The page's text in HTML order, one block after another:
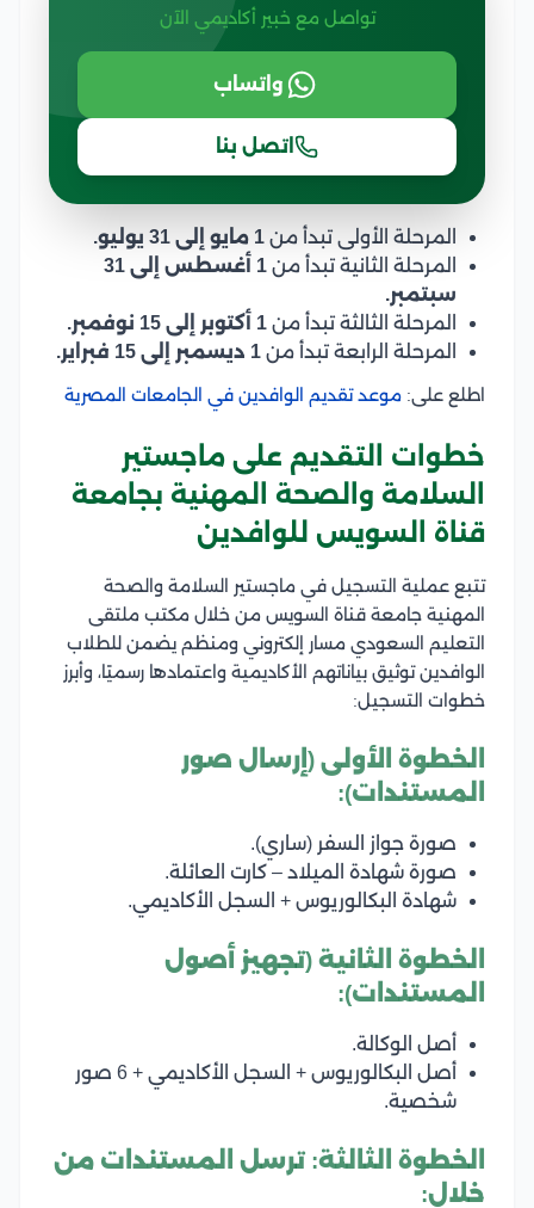
تواصل مع خبير أكاديمي الآن
واتساب
اتصل بنا
المرحلة الأولى تبدأ من
المرحلة الثانية تبدأ من
1 أغسطس إلى 31
سبتمبر.
المرحلة الثالثة تبدأ من 1 أكتوبر إلى 15 نوفمبر.
المرحلة الرابعة تبدأ من 1 ديسمبر إلى 15 فبراير.
اطلع على: موعد تقديم الوافدين في الجامعات المصرية
خطوات التقديم على ماجستير
السلامة والصحة المهنية بجامعة
قناة السويس للوافدين
تتبع عملية التسجيل في ماجستير السلامة والصحة
المهنية جامعة قناة السويس من خلال مكتب ملتقى
التعليم السعودي مسار إلكتروني ومنظم يضمن للطلاب
الوافدين توثيق بياناتهم الأكاديمية واعتمادها رسميًا، وأبرز
خطوات التسجيل:
الخطوة الأولى (إرسال صور
المستندات):
صورة جواز السفر (ساري).
صورة شهادة الميلاد – كارت العائلة.
شهادة البكالوريوس + السجل الأكاديمي.
الخطوة الثانية (تجهيز أصول
المستندات):
أصل الوكالة.
أصل البكالوريوس + السجل الأكاديمي + 6 صور
شخصية.
الخطوة الثالثة: ترسل المستندات من
خلال: